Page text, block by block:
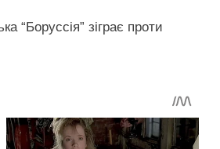
“Боруссія” зіграє проти